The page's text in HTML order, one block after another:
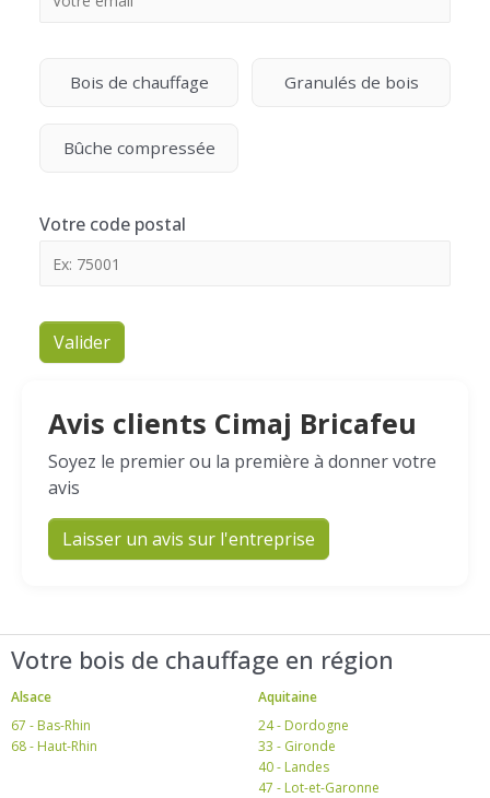
Bois de chauffage Granulés de bois
Bûche compressée
Votre code postal
Valider
Avis clients Cimaj Bricafeu
Soyez le premier ou la première à donner votre
avis
Laisser un avis sur l'entreprise
Votre bois de chauffage en région
Alsace
67 - Bas-Rhin
68 - Haut-Rhin
Aquitaine
24 - Dordogne
33 - Gironde
40 - Landes
47 - Lot-et-Garonne